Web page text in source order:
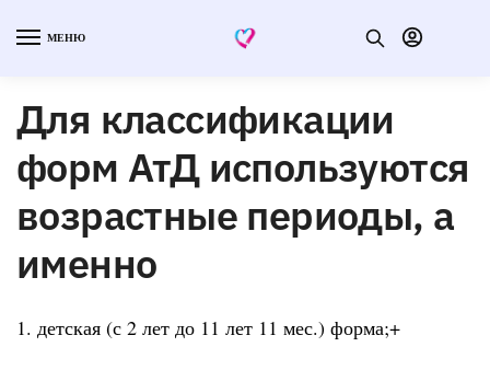
МЕНЮ
Для классификации
форм АтД используются
возрастные периоды, а
именно
1. детская (с 2 лет до 11 лет 11 мес.) форма;+